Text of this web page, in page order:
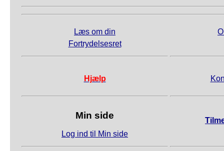
Læs om din
Fortrydelsesret
Hjælp
Min side
Log ind til Min side